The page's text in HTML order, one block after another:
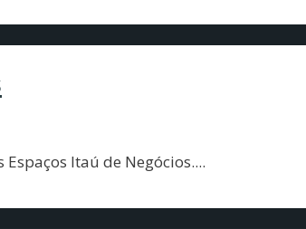
Itaú de Negócios....